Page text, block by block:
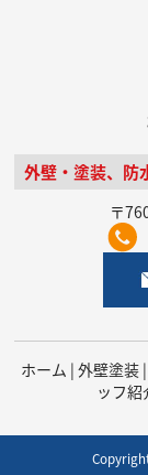
外壁・塗装、防
〒
ホーム | 外壁塗装 |
ッフ紹